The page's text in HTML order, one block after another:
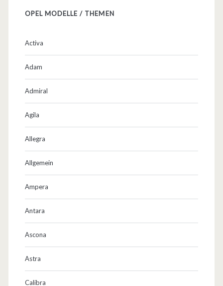
OPEL MODELLE / THEMEN
Activa
Adam
Admiral
Agila
Allegra
Allgemein
Ampera
Antara
Ascona
Astra
Calibra